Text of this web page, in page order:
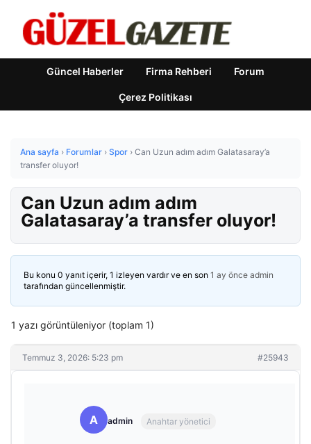
Güncel Haberler Firma Rehberi Forum
Çerez Politikası
Ana sayfa › Forumlar › Spor › Can Uzun adım adım Galatasaray’a
transfer oluyor!
Can Uzun adım adım
Galatasaray’a transfer oluyor!
Bu konu 0 yanıt içerir, 1 izleyen vardır ve en son 1 ay önce admin
tarafından güncellenmiştir.
1 yazı görüntüleniyor (toplam 1)
Temmuz 3, 2026: 5:23 pm #25943
A admin Anahtar yönetici